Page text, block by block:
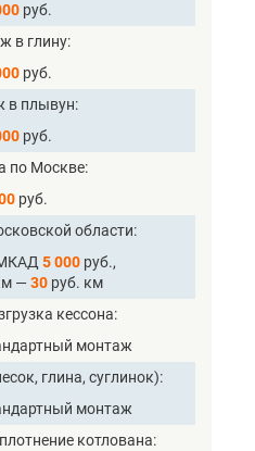
руб.
в глину
руб.
в плывун
руб.
по Москве
руб.
области
5 000 руб.,
— 30 руб. км
кессона
монтаж
глина, суглинок)
монтаж
котлована